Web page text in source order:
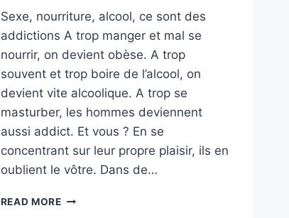
Sexe, nourriture, alcool, ce sont des
addictions A trop manger et mal se
nourrir, on devient obèse. A trop
souvent et trop boire de l’alcool, on
devient vite alcoolique. A trop se
masturber, les hommes deviennent
aussi addict. Et vous ? En se
concentrant sur leur propre plaisir, ils en
oublient le vôtre. Dans de…
READ MOREDU